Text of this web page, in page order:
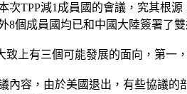
次TPP減1成員國的會議，究其根
8個成員國均已和中國大陸簽署了
致上有三個可能發展的面向，第一
內容，由於美國退出，有些協議